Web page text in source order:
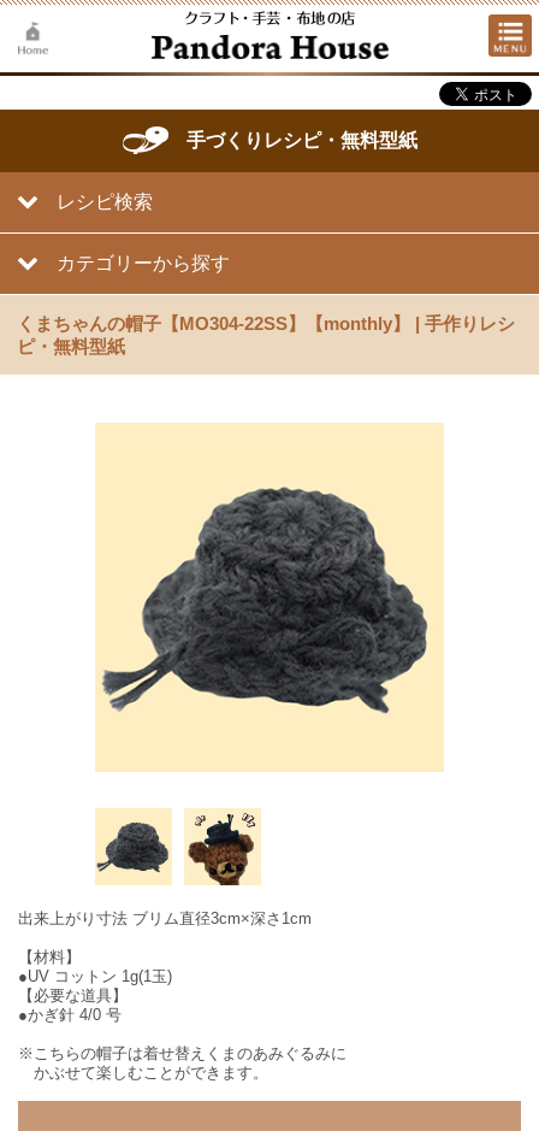
手づくりレシピ・無料型紙
レシピ検索
カテゴリーから探す
くまちゃんの帽子【MO304-22SS】【monthly】 | 手作りレシ
ピ・無料型紙
出来上がり寸法 ブリム直径3cm×深さ1cm
【材料】
●UV コットン 1g(1玉)
【必要な道具】
●かぎ針 4/0 号
※こちらの帽子は着せ替えくまのあみぐるみに
かぶせて楽しむことができます。